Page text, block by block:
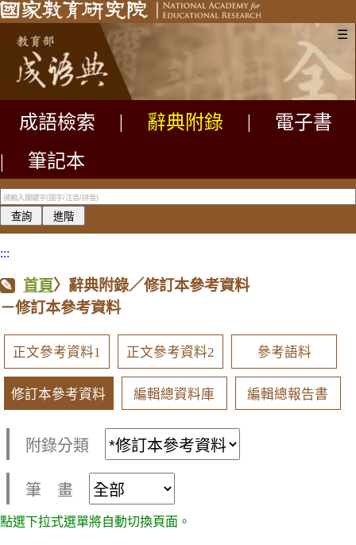
☰
成語檢索 辭典附錄
電子書
|
筆記本
:::
首頁〉辭典附錄／修訂本參考資料
－修訂本參考資料
正文參考資料1 正文參考資料2 參考語料
修訂本參考資料 編輯總資料庫 編輯總報告書
附錄分類
筆 畫
點選下拉式選單將自動切換頁面。